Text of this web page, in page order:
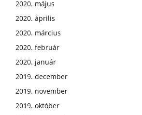
2020. május
2020. április
2020. március
2020. február
2020. január
2019. december
2019. november
2019. október